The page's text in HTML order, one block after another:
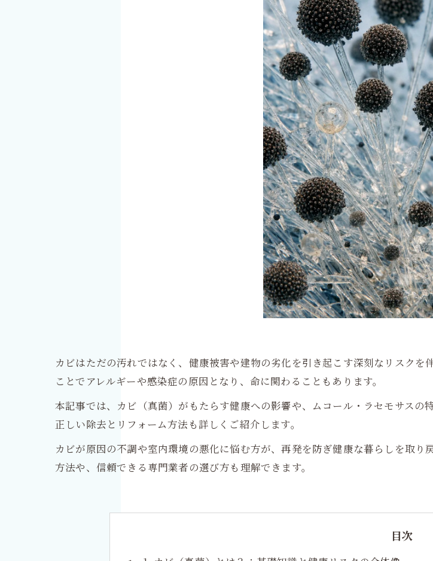
カビはただの汚れではなく、健康被害や建物の劣化を引き起こす深刻なリスク
ことでアレルギーや感染症の原因となり、命に関わることもあります。
本記事では、カビ（真菌）がもたらす健康への影響や、ムコール・ラセモサスの
正しい除去とリフォーム方法も詳しくご紹介します。
カビが原因の不調や室内環境の悪化に悩む方が、再発を防ぎ健康な暮らしを取
方法や、信頼できる専門業者の選び方も理解できます。
目次